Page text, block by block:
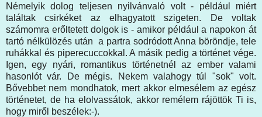
Némelyik dolog teljesen nyilvánvaló volt - például miért
találtak csirkéket az elhagyatott szigeten. De voltak
számomra erőltetett dolgok is - amikor például a napokon át
tartó nélkülözés után a partra sodródott Anna böröndje, tele
ruhákkal és piperecuccokkal. A másik pedig a történet vége.
Igen, egy nyári, romantikus történetnél az ember valami
hasonlót vár. De mégis. Nekem valahogy túl "sok" volt.
Bővebbet nem mondhatok, mert akkor elmesélem az egész
történetet, de ha elolvassátok, akkor remélem rájöttök Ti is,
hogy miről beszélek:-).